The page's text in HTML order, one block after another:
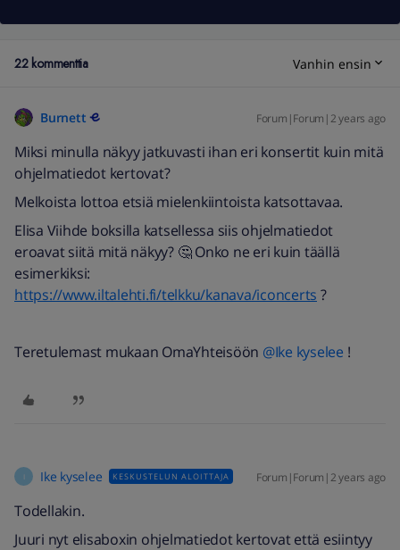
22 kommenttia Vanhin ensin
Burnett Forum|Forum|2 years ago
Miksi minulla näkyy jatkuvasti ihan eri konsertit kuin mitä
ohjelmatiedot kertovat?
Melkoista lottoa etsiä mielenkiintoista katsottavaa.
Elisa Viihde boksilla katsellessa siis ohjelmatiedot
eroavat siitä mitä näkyy? 🤔 Onko ne eri kuin täällä
esimerkiksi:
https://www.iltalehti.fi/telkku/kanava/iconcerts ?
Teretulemast mukaan OmaYhteisöön @Ike kyselee !
I Ike kyselee KESKUSTELUN ALOITTAJA Forum|Forum|2 years ago
Todellakin.
Juuri nyt elisaboxin ohjelmatiedot kertovat että esiintyy